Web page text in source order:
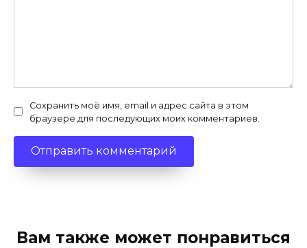
Сохранить моё имя, email и адрес сайта в этом
браузере для последующих моих комментариев.
Вам также может понравиться